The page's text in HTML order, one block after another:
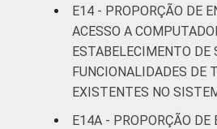
E14 - PROPORÇÃO DE
ACESSO A
ESTABELECIMENTO DE
FUNCIONALIDADES DE
EXISTENTES NO
E14A - PROPORÇÃO DE